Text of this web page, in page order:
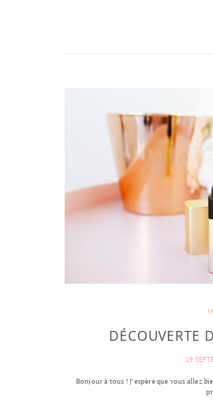
DÉCOUVERTE
19
Bonjour à tous ! J’espère que vous allez